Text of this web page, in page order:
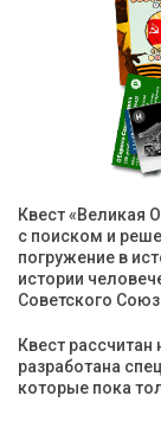
Квест «Великая
с поиском и
погружение в
истории
Советского
Квест рассчитан
разработана
которые пока